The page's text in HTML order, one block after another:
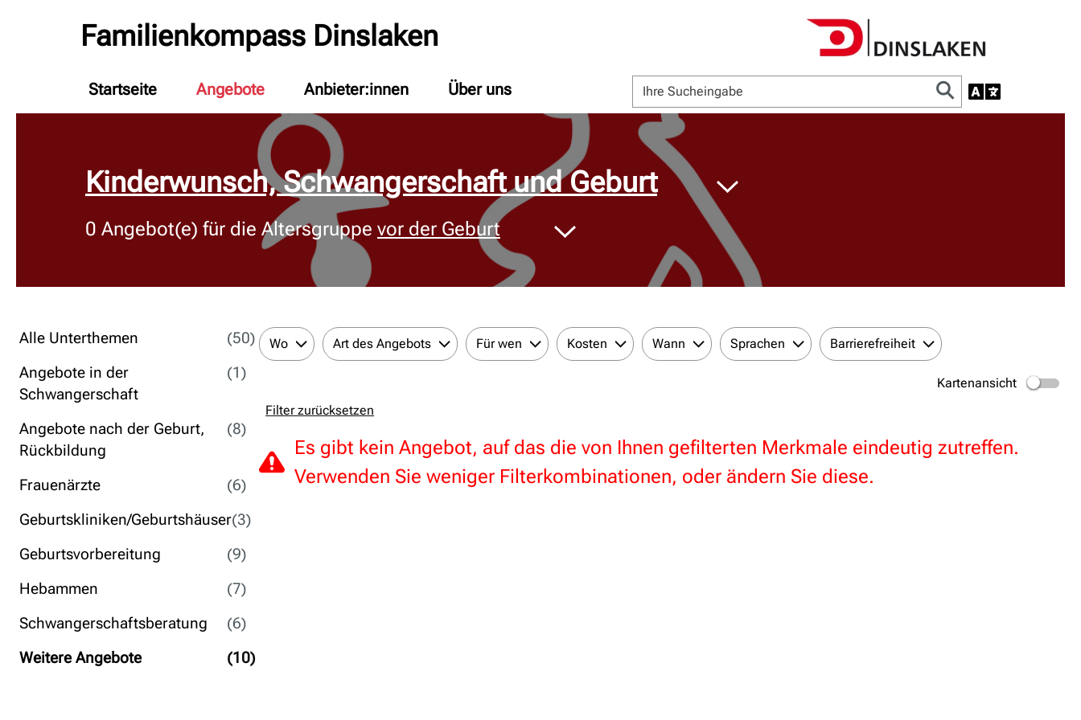
Familienkompass Dinslaken
Startseite Angebote Anbieter:innen Über uns
Kinderwunsch, Schwangerschaft und Geburt
0 Angebot(e) für die Altersgruppe vor der Geburt
Alle Unterthemen
(50)
Angebote in der
Schwangerschaft
(1)
Angebote nach der Geburt,
Rückbildung
(8)
Frauenärzte
(6)
Geburtskliniken/Geburtshäuser(3)
Geburtsvorbereitung
(9)
Hebammen
(7)
Schwangerschaftsberatung
(6)
Weitere Angebote
(10)
Wo Art des Angebots Für wen Kosten Wann Sprachen Barrierefreiheit
Kartenansicht
Filter zurücksetzen
Es gibt kein Angebot, auf das die von Ihnen gefilterten Merkmale eindeutig zutreffen.
Verwenden Sie weniger Filterkombinationen, oder ändern Sie diese.